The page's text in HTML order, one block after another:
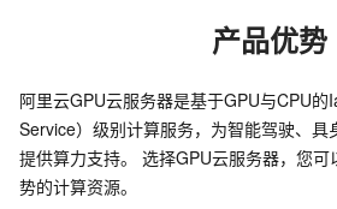
产品优势
阿里云GPU云服务器是基于GPU与CPU
Service）级别计算服务，为智能驾驶、具
提供算力支持。 选择GPU云服务器，您
势的计算资源。